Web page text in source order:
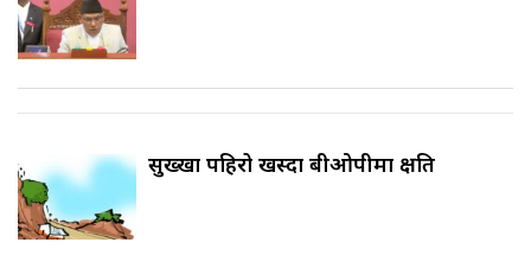
सुख्खा पहिरो खस्दा बीओपीमा क्षति